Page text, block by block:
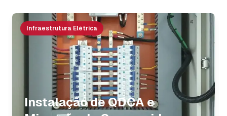
Infraestrutura Elétrica
Instalação de QDCA e